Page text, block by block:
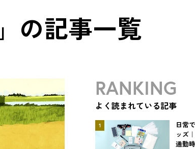
の記事一覧
RANKING
よく読まれている記事
1
日常
ッズ
通勤